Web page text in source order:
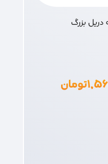
بزرگ
تومان